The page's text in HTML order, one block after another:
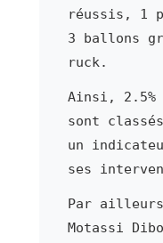
réussis, 1
3 ballons
ruck.
Ainsi, 2.5%
sont classés
un
ses
Par
Motassi